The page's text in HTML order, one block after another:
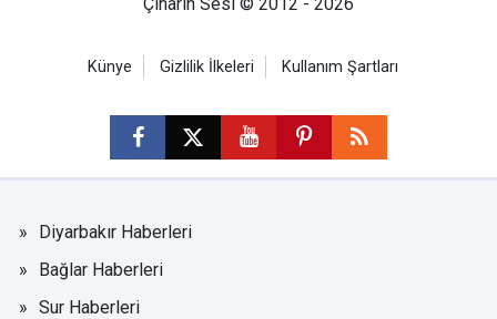
Künye Gizlilik İlkeleri Kullanım Şartları
Diyarbakır Haberleri
Bağlar Haberleri
Sur Haberleri